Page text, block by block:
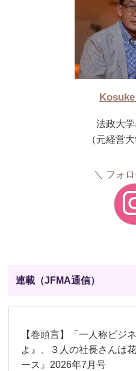
法政大
（元経営
フォ
連載（JFMA通信）
【巻頭言】「一人称ビジ
よ』、３人の社長さんは
ース』2026年7月号